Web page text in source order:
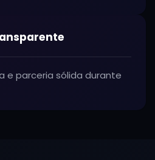
e parceria sólida durante